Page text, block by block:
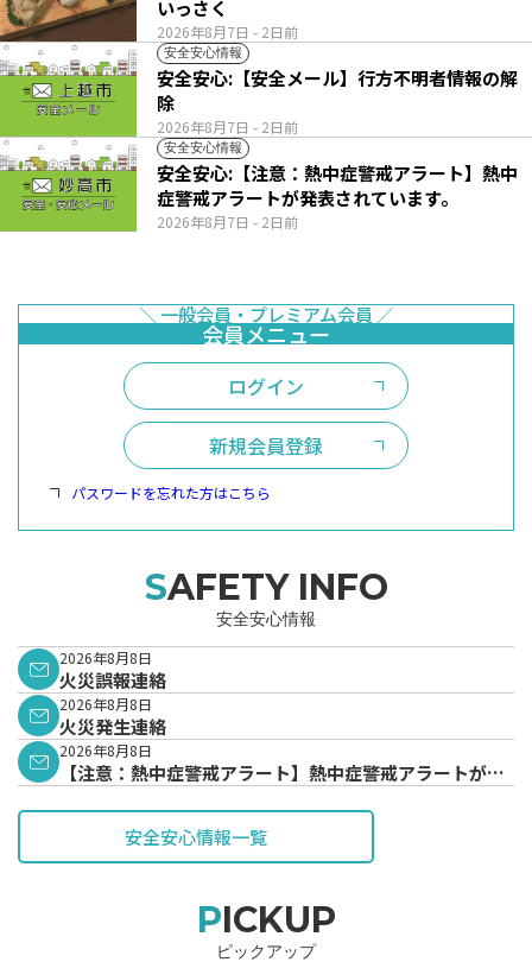
2026年8月7日 - 2日前
いっさく
安全安心情報
2026年8月7日 - 2日前
安全安心:【安全メール】行方不明者情報の解
除
安全安心情報
2026年8月7日 - 2日前
安全安心:【注意：熱中症警戒アラート】熱中
症警戒アラートが発表されています。
ログイン
新規会員登録
パスワードを忘れた方はこちら
SAFETY INFO
安全安心情報
2026年8月8日
火災誤報連絡
2026年8月8日
火災発生連絡
2026年8月8日
【注意：熱中症警戒アラート】熱中症警戒アラートが発
安全安心情報一覧
PICKUP
ピックアップ